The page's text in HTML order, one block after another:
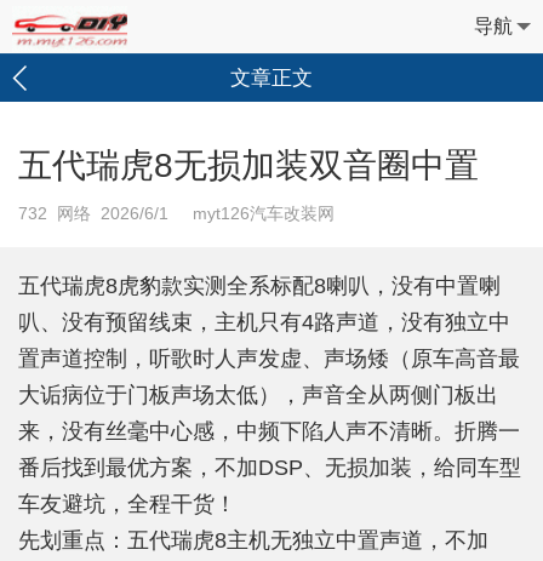
导航
文章正文
五代瑞虎8无损加装双音圈中置
732 网络 2026/6/1 myt126汽车改装网
五代瑞虎8虎豹款实测全系标配8喇叭，没有中置喇
叭、没有预留线束，主机只有4路声道，没有独立中
置声道控制，听歌时人声发虚、声场矮（原车高音最
大诟病位于门板声场太低），声音全从两侧门板出
来，没有丝毫中心感，中频下陷人声不清晰。折腾一
番后找到最优方案，不加DSP、无损加装，给同车型
车友避坑，全程干货！
先划重点：五代瑞虎8主机无独立中置声道，不加